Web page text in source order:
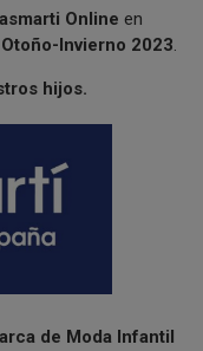
Online en
Invierno 2023.
hijos.
de Moda Infantil